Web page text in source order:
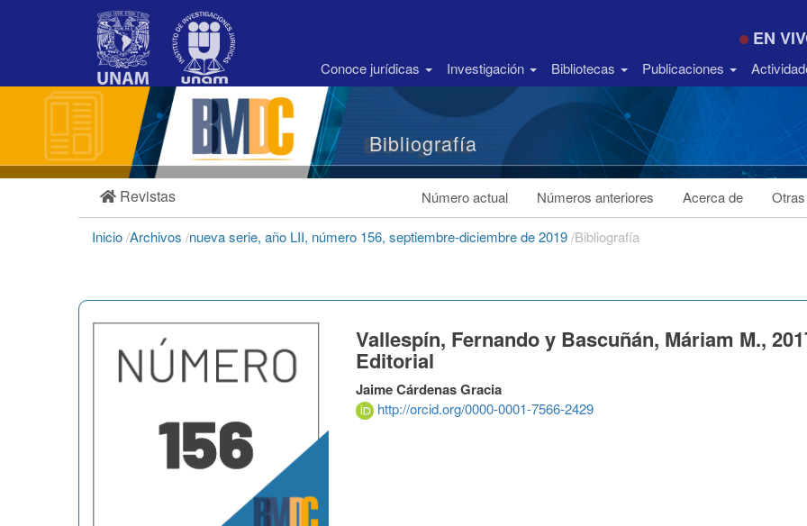
Barra
EN
Conoce jurídicas Investigación Bibliotecas Publicaciones
Bibliografía
Revistas Número actual Números anteriores Acerca de
Inicio/Archivos /nueva serie, año LII, número 156, septiembre-diciembre de 2019/Bibliografía
Vallespín, Fernando y Bascuñán, Máriam M.,
Editorial
Jaime Cárdenas Gracia
http://orcid.org/0000-0001-7566-2429